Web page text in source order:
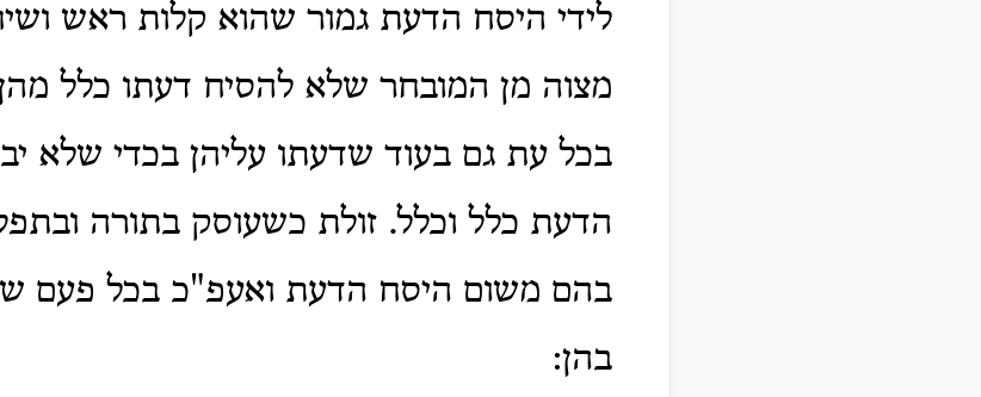
לידי היסח הדעת גמור שהוא קלות ראש
מצוה מן המובחר שלא להסיח דעתו כלל
בכל עת גם בעוד שדעתו עליהן בכדי שלא
הדעת כלל וכלל. זולת כשעוסק בתורה
בהם משום היסח הדעת ואעפ"כ בכל פעם
בהן: